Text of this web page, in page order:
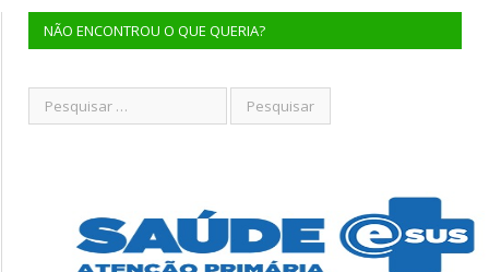
NÃO ENCONTROU O QUE QUERIA?